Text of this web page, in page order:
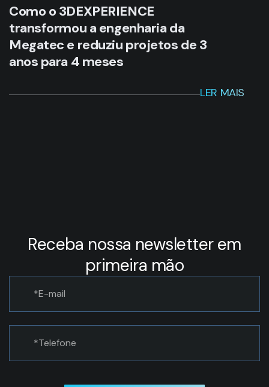
Como o 3DEXPERIENCE
transformou a engenharia da
Megatec e reduziu projetos de 3
anos para 4 meses
LER MAIS
Receba nossa newsletter em
primeira mão